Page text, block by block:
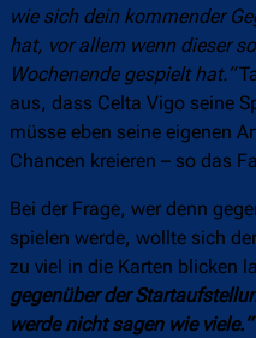
wie sich dein kommender
hat, vor allem wenn dieser
Wochenende gespielt hat.“
aus, dass Celta Vigo seine
müsse eben seine eigenen
Chancen kreieren – so das
Bei der Frage, wer denn
spielen werde, wollte sich
zu viel in die Karten blicken
gegenüber der
werde nicht sagen wie viele.“